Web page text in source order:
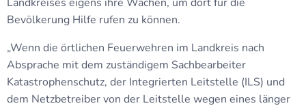
Bevölkerung Hilfe rufen zu können.
„Wenn die örtlichen Feuerwehren im Landkreis nach
Absprache mit dem zuständigem Sachbearbeiter
Katastrophenschutz, der Integrierten Leitstelle (ILS) und
dem Netzbetreiber von der Leitstelle wegen eines länger